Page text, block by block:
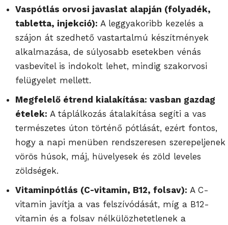
Vaspótlás orvosi javaslat alapján (folyadék,
tabletta, injekció): A leggyakoribb kezelés a
szájon át szedhető vastartalmú készítmények
alkalmazása, de súlyosabb esetekben vénás
vasbevitel is indokolt lehet, mindig szakorvosi
felügyelet mellett.
Megfelelő étrend kialakítása: vasban gazdag
ételek: A táplálkozás átalakítása segíti a vas
természetes úton történő pótlását, ezért fontos,
hogy a napi menüben rendszeresen szerepeljenek
vörös húsok, máj, hüvelyesek és zöld leveles
zöldségek.
Vitaminpótlás (C-vitamin, B12, folsav): A C-
vitamin javítja a vas felszívódását, míg a B12-
vitamin és a folsav nélkülözhetetlenek a